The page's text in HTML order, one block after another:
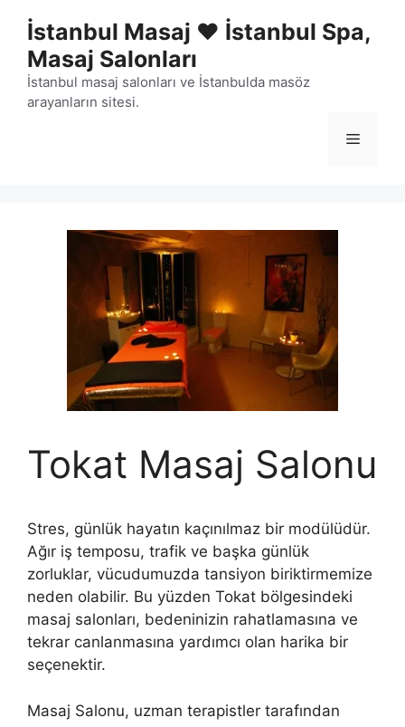
İstanbul Masaj ❤️ İstanbul Spa,
Masaj Salonları
İstanbul masaj salonları ve İstanbulda masöz
arayanların sitesi.
Menü
Tokat Masaj Salonu
Stres, günlük hayatın kaçınılmaz bir modülüdür.
Ağır iş temposu, trafik ve başka günlük
zorluklar, vücudumuzda tansiyon biriktirmemize
neden olabilir. Bu yüzden Tokat bölgesindeki
masaj salonları, bedeninizin rahatlamasına ve
tekrar canlanmasına yardımcı olan harika bir
seçenektir.
Masaj Salonu, uzman terapistler tarafından